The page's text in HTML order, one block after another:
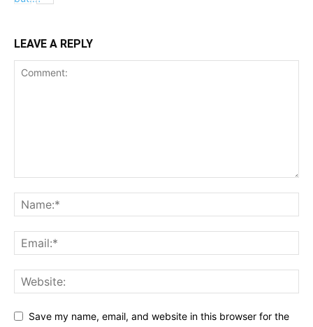
LEAVE A REPLY
Save my name, email, and website in this browser for the